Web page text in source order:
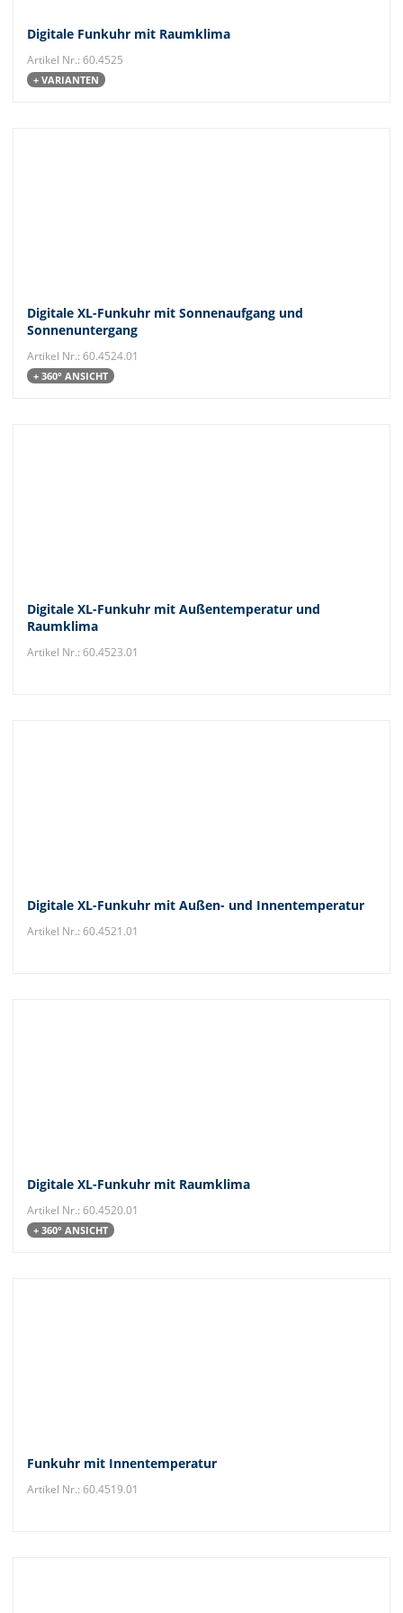
Digitale Funkuhr mit Raumklima
Artikel Nr.: 60.4525
+ VARIANTEN
Digitale XL-Funkuhr mit Sonnenaufgang und
Sonnenuntergang
Artikel Nr.: 60.4524.01
+ 360° ANSICHT
Digitale XL-Funkuhr mit Außentemperatur und
Raumklima
Artikel Nr.: 60.4523.01
Digitale XL-Funkuhr mit Außen- und Innentemperatur
Artikel Nr.: 60.4521.01
Digitale XL-Funkuhr mit Raumklima
Artikel Nr.: 60.4520.01
+ 360° ANSICHT
Funkuhr mit Innentemperatur
Artikel Nr.: 60.4519.01